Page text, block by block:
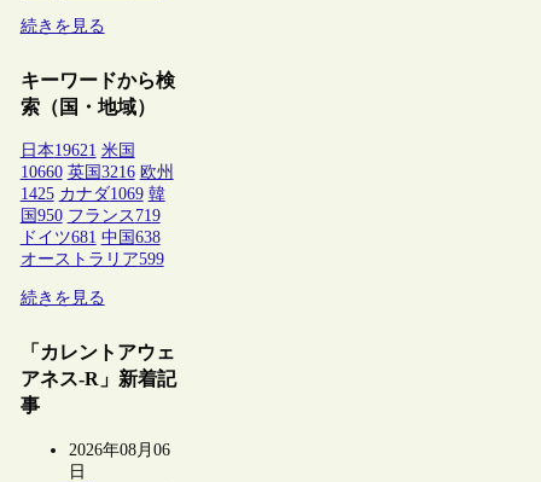
続きを見る
キーワードから検
索（国・地域）
日本19621 米国
10660 英国 3216 欧州
1425 カナダ1069 韓
国 950 フランス 719
ドイツ681 中国 638
オーストラリア599
続きを見る
「カレントアウェ
アネス-R」新着記
事
2026年08月06
日